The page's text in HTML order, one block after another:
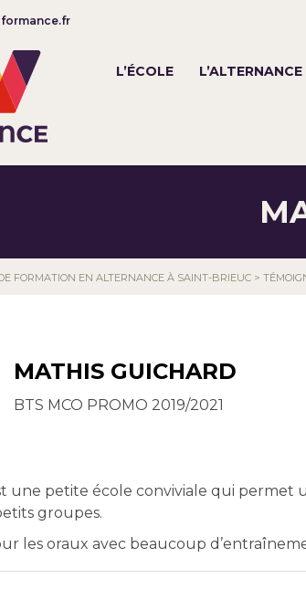
L’ÉCOLE L’ALTERNANCE
FORMATION EN ALTERNANCE À SAINT-BRIEUC >
MATHIS GUICHARD
BTS MCO PROMO 2019/2021
une petite école conviviale qui permet
groupes.
les oraux avec beaucoup